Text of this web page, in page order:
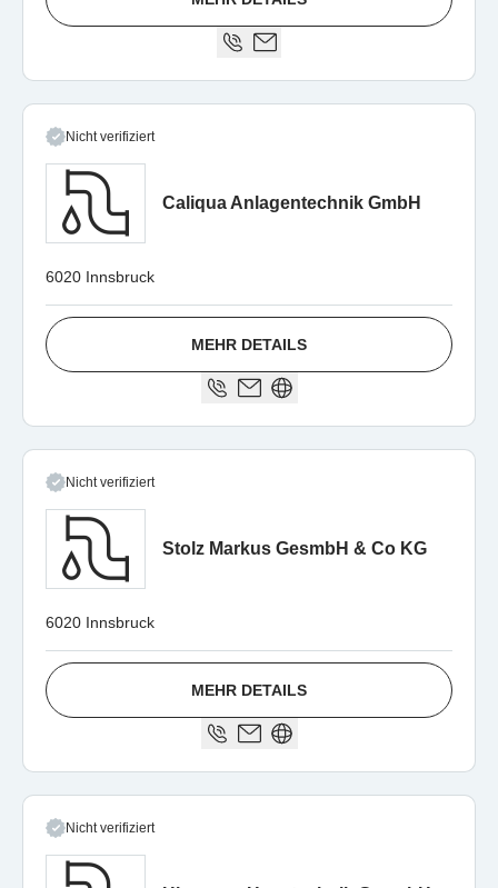
Nicht verifiziert
Caliqua Anlagentechnik GmbH
6020 Innsbruck
MEHR DETAILS
Nicht verifiziert
Stolz Markus GesmbH & Co KG
6020 Innsbruck
MEHR DETAILS
Nicht verifiziert